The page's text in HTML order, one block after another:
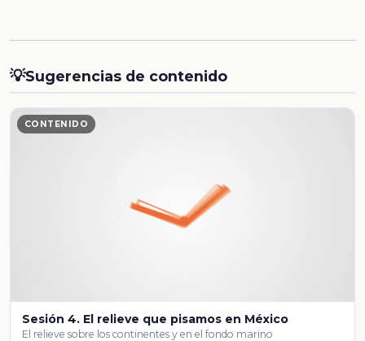
💡Sugerencias de contenido
CONTENIDO
Sesión 4. El relieve que pisamos en México
El relieve sobre los continentes y en el fondo marino